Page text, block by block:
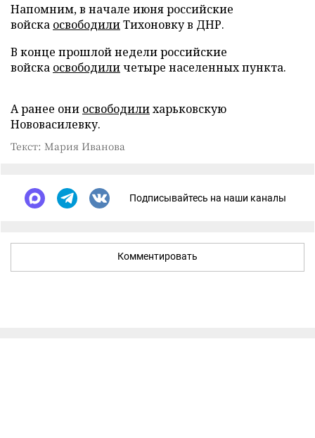
Напомним, в начале июня российские
войска освободилиТихоновку в ДНР.
В конце прошлой недели российские
войска освободиличетыре населенных пункта.
А ранее они освободилихарьковскую
Нововасилевку.
Текст: Мария Иванова
Подписывайтесь на наши каналы
Комментировать